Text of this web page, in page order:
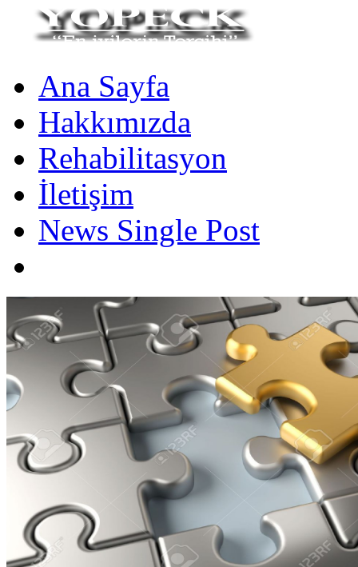
Ana Sayfa
Hakkımızda
Rehabilitasyon
İletişim
News Single Post